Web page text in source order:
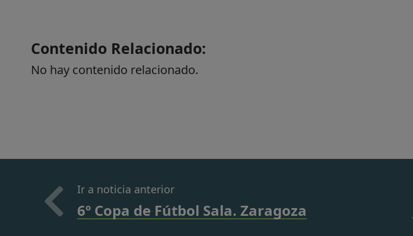
Contenido Relacionado:
No hay contenido relacionado.
Ir a noticia anterior
6º Copa de Fútbol Sala. Zaragoza